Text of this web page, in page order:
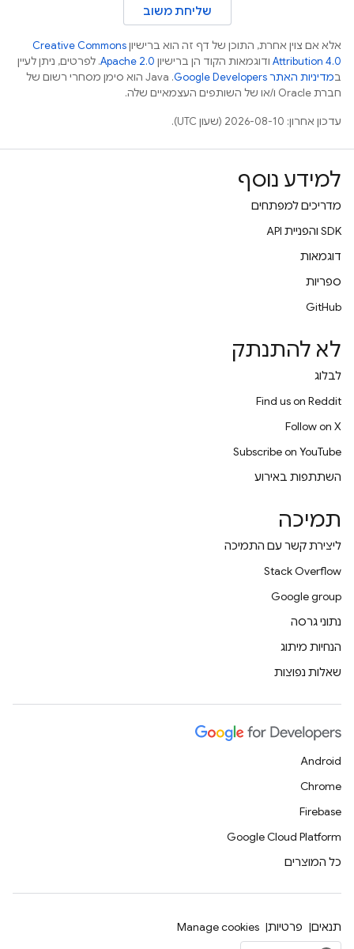
שליחת משוב
אלא אם צוין אחרת, התוכן של דף זה הוא ברישיוןCreative Commons
Attribution 4.0 ודוגמאות הקוד הן ברישיון Apache 2.0. לפרטים, ניתן לעיין
במדיניות האתר Google Developers‏
.‏ Java הוא סימן מסחרי רשום של
חברת Oracle ו/או של השותפים העצמאיים שלה.
עדכון אחרון: 2026-08-10 (שעון UTC).
למידע נוסף
מדריכים למפתחים
‫SDK והפניית API
דוגמאות
ספריות
GitHub
לא להתנתק
לבלוג
Find us on Reddit
Follow on X
Subscribe on YouTube
השתתפות באירוע
תמיכה
ליצירת קשר עם התמיכה
Stack Overflow
Google group
נתוני גרסה
הנחיות מיתוג
שאלות נפוצות
Android
Chrome
Firebase
Google Cloud Platform
כל המוצרים
תנאים פרטיות Manage cookies